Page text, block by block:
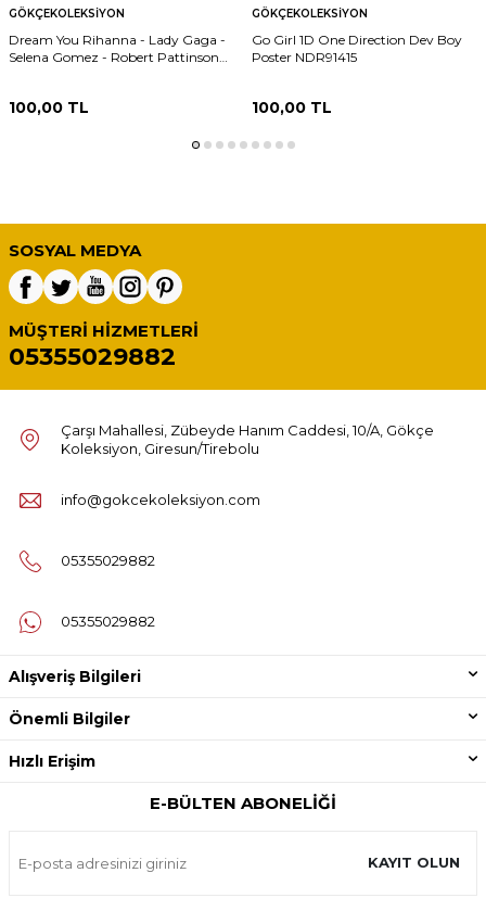
GÖKÇEKOLEKSIYON
Dream You Rihanna - Lady Gaga -
Selena Gomez - Robert Pattinson
100,00 TL
GÖKÇEKOLEKSIYON
Go Girl 1D One Direction Dev Boy
Poster NDR91415
100,00TL
SOSYAL MEDYA
MÜŞTERI HIZMETLERI
05355029882
Çarşı Mahallesi, Zübeyde Hanım Caddesi, 10/A, Gökçe
Koleksiyon, Giresun/Tirebolu
info@gokcekoleksiyon.com
05355029882
05355029882
Alışveriş Bilgileri
Önemli Bilgiler
Hızlı Erişim
E-BÜLTEN ABONELIĞI
KAYIT OLUN